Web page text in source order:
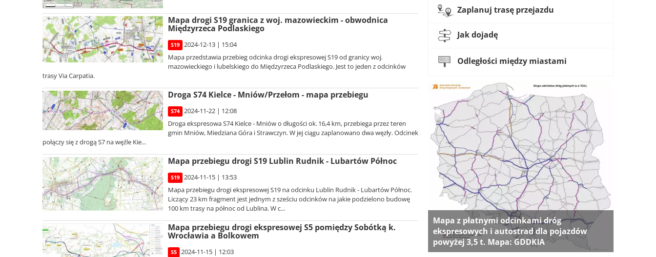
Mapa drogi S19 granica z woj. mazowieckim - obwodnica
Międzyrzeca Podlaskiego
S19
2024-12-13 | 15:04
Mapa przedstawia przebieg odcinka drogi ekspresowej S19 od granicy woj.
mazowieckiego i lubelskiego do Międzyrzeca Podlaskiego. Jest to jeden z odcinków
trasy Via Carpatia.
Droga S74 Kielce - Mniów/Przełom - mapa przebiegu
S74
2024-11-22 | 12:08
Droga ekspresowa S74 Kielce - Mniów o długości ok. 16,4 km, przebiega przez teren
gmin Mniów, Miedziana Góra i Strawczyn. W jej ciągu zaplanowano dwa węzły. Odcinek
połączy się z drogą S7 na węźle Kie...
Mapa przebiegu drogi S19 Lublin Rudnik - Lubartów Północ
S19
2024-11-15 | 13:53
Mapa przebiegu drogi ekspresowej S19 na odcinku Lublin Rudnik - Lubartów Północ.
Liczący 23 km fragment jest jednym z sześciu odcinków na jakie podzielono budowę
100 km trasy na północ od Lublina. W c...
Mapa przebiegu drogi ekspresowej S5 pomiędzy Sobótką k.
Wrocławia a Bolkowem
S5
2024-11-15 | 12:03
Zaplanuj trasę przejazdu
Jak dojadę
Odległości między miastami
Mapa z płatnymi odcinkami dróg
ekspresowych i autostrad dla pojazdów
powyżej 3,5 t. Mapa: GDDKIA